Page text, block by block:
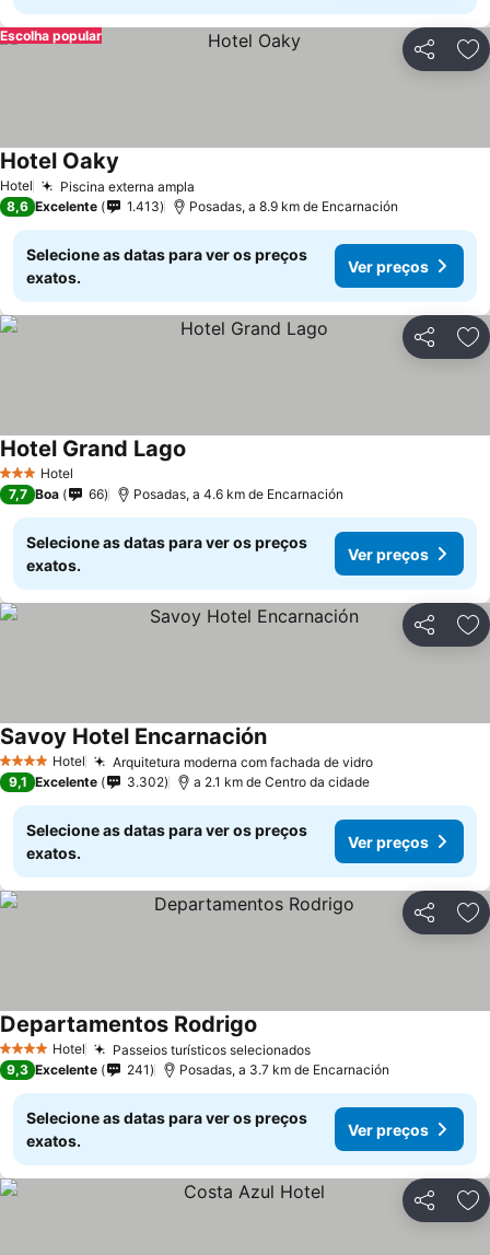
Partilhar
Escolha popular
Hotel Piscina externa ampla
Hotel Oaky
8,6 Excelente 1.413 Posadas, a 8.9 km de Encarnación
Selecione as datas para ver os preços
exatos.
Ver preços
Partilhar
3 EstrelasHotel
Hotel Grand Lago
7,7 Boa 66 Posadas, a 4.6 km de Encarnación
Selecione as datas para ver os preços
exatos.
Ver preços
Partilhar
4 EstrelasHotel Arquitetura moderna com fachada de vidro
Savoy Hotel Encarnación
9,1 Excelente 3.302 a 2.1 km de Centro da cidade
Selecione as datas para ver os preços
exatos.
Ver preços
Partilhar
4 EstrelasHotel Passeios turísticos selecionados
Departamentos Rodrigo
9,3 Excelente 241 Posadas, a 3.7 km de Encarnación
Selecione as datas para ver os preços
exatos.
Ver preços
Partilhar